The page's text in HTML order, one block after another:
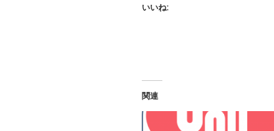
いいね:
関連